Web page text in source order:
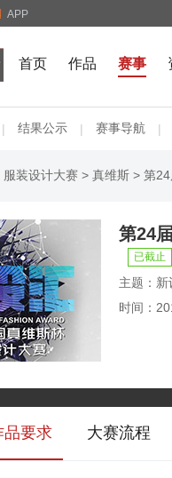
APP
首页 作品 赛事
| 结果公示 | 赛事导航 |
服装设计大赛 > 真维斯 > 第
第24
已截止
主题：新
时间：
品要求 大赛流程